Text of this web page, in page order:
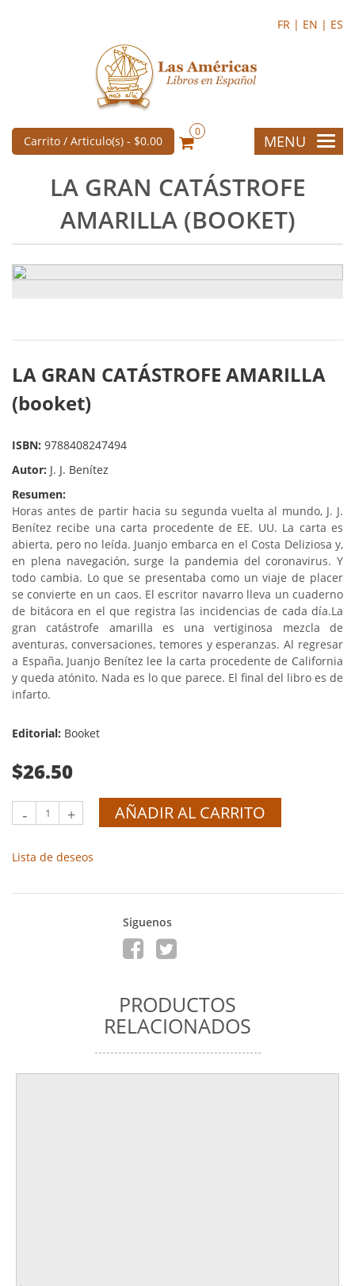
FR | EN | ES
Carrito / Articulo(s) - $0.00
0
MENU
LA GRAN CATÁSTROFE
AMARILLA (BOOKET)
LA GRAN CATÁSTROFE AMARILLA
(booket)
ISBN: 9788408247494
Autor: J. J. Benítez
Resumen:
Horas antes de partir hacia su segunda vuelta al mundo, J. J.
Benítez recibe una carta procedente de EE. UU. La carta es
abierta, pero no leída. Juanjo embarca en el Costa Deliziosa y,
en plena navegación, surge la pandemia del coronavirus. Y
todo cambia. Lo que se presentaba como un viaje de placer
se convierte en un caos. El escritor navarro lleva un cuaderno
de bitácora en el que registra las incidencias de cada día.La
gran catástrofe amarilla es una vertiginosa mezcla de
aventuras, conversaciones, temores y esperanzas. Al regresar
a España, Juanjo Benítez lee la carta procedente de California
y queda atónito. Nada es lo que parece. El final del libro es de
infarto.
Editorial: Booket
$26.50
- + AÑADIR AL CARRITO
Lista de deseos
Siguenos
PRODUCTOS
RELACIONADOS